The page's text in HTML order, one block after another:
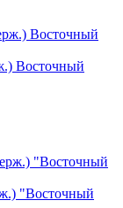
Восточный
"Восточный